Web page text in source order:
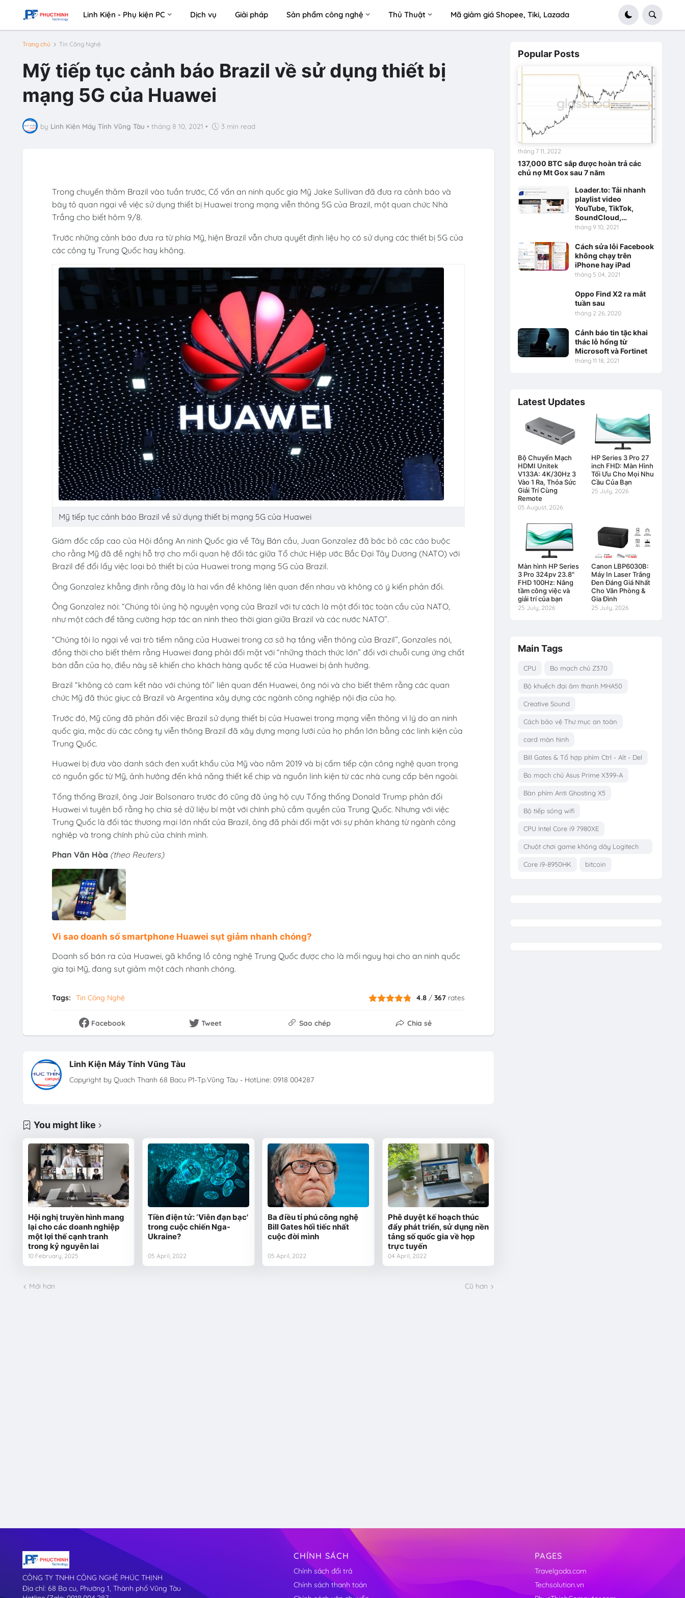
Linh Kiện - Phụ kiện PC Dịch vụ Giải pháp Sản phẩm công nghệ Thủ Thuật Mã giảm giá Shopee, Tiki, Lazada
Trang chủ Tin Công Nghệ
Mỹ tiếp tục cảnh báo Brazil về sử dụng thiết bị
mạng 5G của Huawei
by Linh Kiện Máy Tính Vũng Tàu • tháng 8 10, 2021 • 3 min read
Trong chuyến thăm Brazil vào tuần trước, Cố vấn an ninh quốc gia Mỹ Jake Sullivan đã đưa ra cảnh báo và
bày tỏ quan ngại về việc sử dụng thiết bị Huawei trong mạng viễn thông 5G của Brazil, một quan chức Nhà
Trắng cho biết hôm 9/8.
Trước những cảnh báo đưa ra từ phía Mỹ, hiện Brazil vẫn chưa quyết định liệu họ có sử dụng các thiết bị 5G của
các công ty Trung Quốc hay không.
Mỹ tiếp tục cảnh báo Brazil về sử dụng thiết bị mạng 5G của Huawei
Giám đốc cấp cao của Hội đồng An ninh Quốc gia về Tây Bán cầu, Juan Gonzalez đã bác bỏ các cáo buộc
cho rằng Mỹ đã đề nghị hỗ trợ cho mối quan hệ đối tác giữa Tổ chức Hiệp ước Bắc Đại Tây Dương (NATO) với
Brazil để đổi lấy việc loại bỏ thiết bị của Huawei trong mạng 5G của Brazil.
Ông Gonzalez khẳng định rằng đây là hai vấn đề không liên quan đến nhau và không có ý kiến phản đối.
Ông Gonzalez nói: “Chúng tôi ủng hộ nguyện vọng của Brazil với tư cách là một đối tác toàn cầu của NATO,
như một cách để tăng cường hợp tác an ninh theo thời gian giữa Brazil và các nước NATO”.
“Chúng tôi lo ngại về vai trò tiềm năng của Huawei trong cơ sở hạ tầng viễn thông của Brazil”, Gonzales nói,
đồng thời cho biết thêm rằng Huawei đang phải đối mặt với “những thách thức lớn” đối với chuỗi cung ứng chất
bán dẫn của họ, điều này sẽ khiến cho khách hàng quốc tế của Huawei bị ảnh hưởng.
Brazil “không có cam kết nào với chúng tôi” liên quan đến Huawei, ông nói và cho biết thêm rằng các quan
chức Mỹ đã thúc giục cả Brazil và Argentina xây dựng các ngành công nghiệp nội địa của họ.
Trước đó, Mỹ cũng đã phản đối việc Brazil sử dụng thiết bị của Huawei trong mạng viễn thông vì lý do an ninh
quốc gia, mặc dù các công ty viễn thông Brazil đã xây dựng mạng lưới của họ phần lớn bằng các linh kiện của
Trung Quốc.
Huawei bị đưa vào danh sách đen xuất khẩu của Mỹ vào năm 2019 và bị cấm tiếp cận công nghệ quan trọng
có nguồn gốc từ Mỹ, ảnh hưởng đến khả năng thiết kế chip và nguồn linh kiện từ các nhà cung cấp bên ngoài.
Tổng thống Brazil, ông Jair Bolsonaro trước đó cũng đã ủng hộ cựu Tổng thống Donald Trump phản đối
Huawei vì tuyên bố rằng họ chia sẻ dữ liệu bí mật với chính phủ cầm quyền của Trung Quốc. Nhưng với việc
Trung Quốc là đối tác thương mại lớn nhất của Brazil, ông đã phải đối mặt với sự phản kháng từ ngành công
nghiệp và trong chính phủ của chính mình.
Phan Văn Hòa (theo Reuters)
Vì sao doanh số smartphone Huawei sụt giảm nhanh chóng?
Doanh số bán ra của Huawei, gã khổng lồ công nghệ Trung Quốc được cho là mối nguy hại cho an ninh quốc
gia tại Mỹ, đang sụt giảm một cách nhanh chóng.
Tags: Tin Công Nghệ 4.8 /367 rates
Facebook Tweet Sao chép Chia sẻ
Linh Kiện Máy Tính Vũng Tàu
Copyright by Quach Thanh 68 Bacu P1-Tp.Vũng Tàu - HotLine: 0918 004287
You might like
Hội nghị truyền hình mang
lại cho các doanh nghiệp
một lợi thế cạnh tranh
trong kỷ nguyên lai
10 February, 2025
Tiền điện tử: ‘Viên đạn bạc'
trong cuộc chiến Nga-
Ukraine?
05 April, 2022
Ba điều tỉ phú công nghệ
Bill Gates hối tiếc nhất
cuộc đời mình
05 April, 2022
Phê duyệt kế hoạch thúc
đẩy phát triển, sử dụng nền
tảng số quốc gia về họp
trực tuyến
04 April, 2022
Mới hơn Cũ hơn
Popular Posts
137,000 BTC sắp được hoàn trả các
chủ nợ Mt Gox sau 7 năm
tháng 7 11, 2022
Loader.to: Tải nhanh
playlist video
YouTube, TikTok,
SoundCloud,…
tháng 9 10, 2021
Cách sửa lỗi Facebook
không chạy trên
iPhone hay iPad
tháng 5 04, 2021
Oppo Find X2 ra mắt
tuần sau
tháng 2 26, 2020
Cảnh báo tin tặc khai
thác lỗ hổng từ
Microsoft và Fortinet
tháng 11 18, 2021
Latest Updates
Bộ Chuyển Mạch
HDMI Unitek
V133A: 4K/30Hz 3
Vào 1 Ra, Thỏa Sức
Giải Trí Cùng
Remote
05 August, 2026
HP Series 3 Pro 27
inch FHD: Màn Hình
Tối Ưu Cho Mọi Nhu
Cầu Của Bạn
25 July, 2026
Màn hình HP Series
3 Pro 324pv 23.8"
FHD 100Hz: Nâng
tầm công việc và
giải trí của bạn
25 July, 2026
Canon LBP6030B:
Máy In Laser Trắng
Đen Đáng Giá Nhất
Cho Văn Phòng &
Gia Đình
25 July, 2026
Main Tags
CPU Bo mạch chủ Z370
Bộ khuếch đại âm thanh MHA50
Creative Sound
Cách bảo vệ Thư mục an toàn
card màn hình
Bill Gates & Tổ hợp phím Ctrl - Alt - Del
Bo mạch chủ Asus Prime X399-A
Bàn phím Anti Ghosting X5
Bộ tiếp sóng wifi
CPU Intel Core i9 7980XE
Chuột chơi game không dây Logitech
G703
Core i9-8950HK bitcoin
CÔNG TY TNHH CÔNG NGHỆ PHÚC THỊNH
Địa chỉ: 68 Ba cu, Phường 1, Thành phố Vũng Tàu
CHÍNH SÁCH
Chính sách đổi trả
Chính sách thanh toán
PAGES
Travelgoda.com
Techsolution.vn